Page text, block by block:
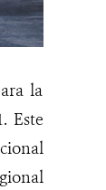
la
Este